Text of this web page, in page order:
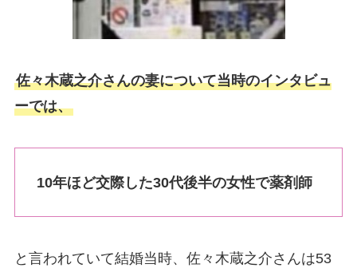
佐々木蔵之介さんの妻について当時のインタビュ
ーでは、
10年ほど交際した30代後半の女性で薬剤師
と言われていて結婚当時、佐々木蔵之介さんは53